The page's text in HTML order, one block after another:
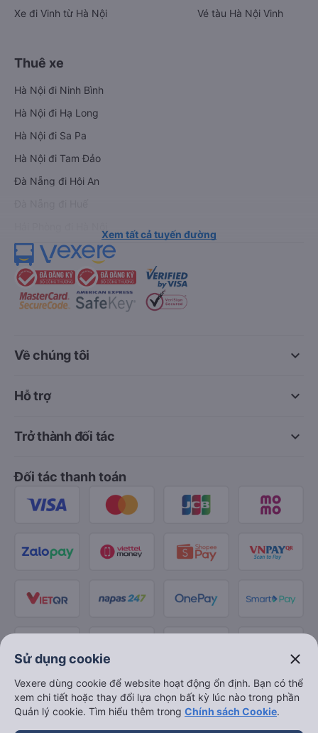
Xe đi Vinh từ Hà Nội
Vé tàu Hà Nội Vinh
Thuê xe
Hà Nội đi Ninh Bình
Hà Nội đi Hạ Long
Hà Nội đi Sa Pa
Hà Nội đi Tam Đảo
Đà Nẵng đi Hội An
Xem tất cả tuyến đường
keyboard_arrow_down
Về chúng tôi
keyboard_arrow_down
Hỗ trợ
keyboard_arrow_down
Trở thành đối tác
Đối tác thanh toán
Sử dụng cookie close
Vexere dùng cookie để website hoạt động ổn định. Bạn có thể
xem chi tiết hoặc thay đổi lựa chọn bất kỳ lúc nào trong phần
Quản lý cookie. Tìm hiểu thêm trong Chính sách Cookie.